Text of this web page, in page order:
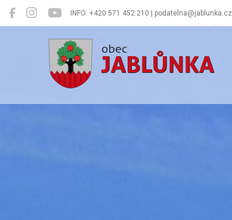
INFO: +420 571 452 210 | podatelna@jablunka.cz
Jablůnka